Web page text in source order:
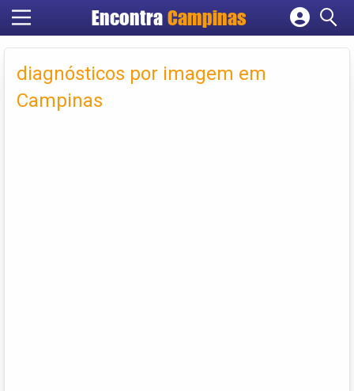
Encontra Campinas
Cadastrar empresa
Criar conta
diagnósticos por imagem em
Campinas